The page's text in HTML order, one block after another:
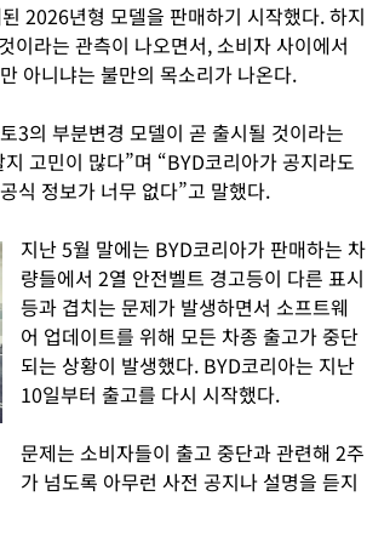
2026년형 모델을 판매하기 시작했다. 하지
이라는 관측이 나오면서, 소비자 사이에서
아니냐는 불만의 목소리가 나온다.
3의 부분변경 모델이 곧 출시될 것이라는
고민이 많다”며 “BYD코리아가 공지라도
식 정보가 너무 없다”고 말했다.
지난 5월 말에는 BYD코리아가 판매하는 차
량들에서 2열 안전벨트 경고등이 다른 표시
등과 겹치는 문제가 발생하면서 소프트웨
어 업데이트를 위해 모든 차종 출고가 중단
되는 상황이 발생했다. BYD코리아는 지난
10일부터 출고를 다시 시작했다.
문제는 소비자들이 출고 중단과 관련해 2주
가 넘도록 아무런 사전 공지나 설명을 듣지